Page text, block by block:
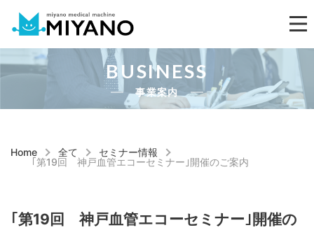
BUSINESS
事業案内
Home 全て
セミナー情報
｢第19回 神戸血管エコーセミナー｣開催のご案内
｢第19回 神戸血管エコーセミナー｣開催の